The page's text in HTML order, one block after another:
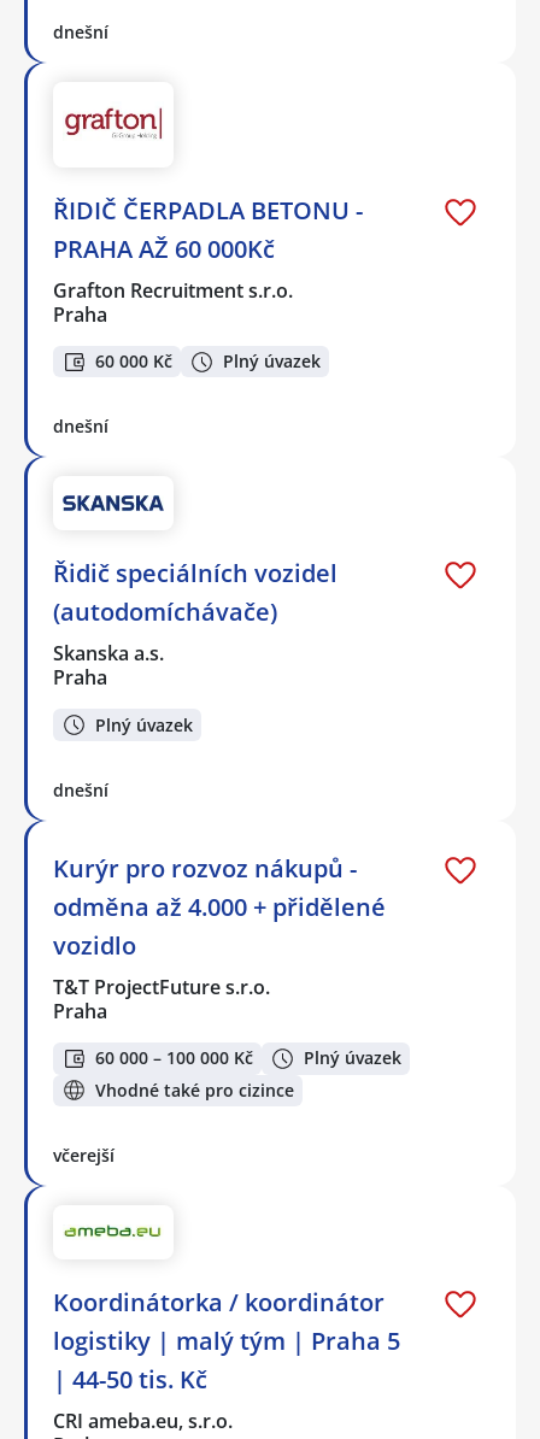
dnešní
ŘIDIČ ČERPADLA BETONU -
PRAHA AŽ 60 000Kč
Grafton Recruitment s.r.o.
Praha
60 000 Kč Plný úvazek
dnešní
Řidič speciálních vozidel
(autodomíchávače)
Skanska a.s.
Praha
Plný úvazek
dnešní
Kurýr pro rozvoz nákupů -
odměna až 4.000 + přidělené
vozidlo
T&T ProjectFuture s.r.o.
Praha
60 000 – 100 000 Kč
Plný úvazek
Vhodné také pro cizince
včerejší
Koordinátorka / koordinátor
logistiky | malý tým | Praha 5
| 44-50 tis. Kč
CRI ameba.eu, s.r.o.